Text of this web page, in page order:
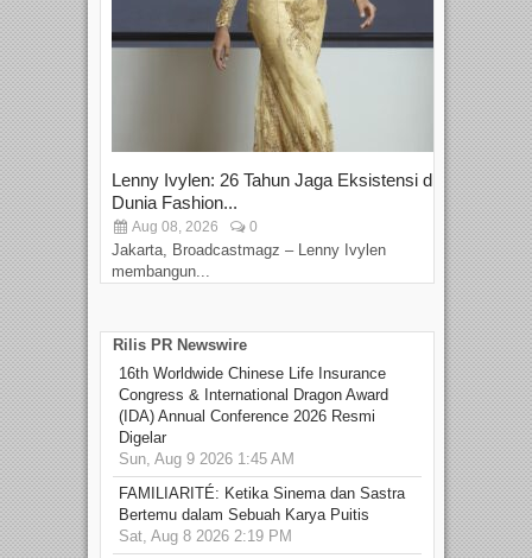
Lenny Ivylen: 26 Tahun Jaga Eksistensi di
Dunia Fashion...
Aug 08, 2026 0
Jakarta, Broadcastmagz – Lenny Ivylen
membangun...
Rilis PR Newswire
16th Worldwide Chinese Life Insurance
Congress & International Dragon Award
(IDA) Annual Conference 2026 Resmi
Digelar
Sun, Aug 9 2026 1:45 AM
FAMILIARITÉ: Ketika Sinema dan Sastra
Bertemu dalam Sebuah Karya Puitis
Sat, Aug 8 2026 2:19 PM